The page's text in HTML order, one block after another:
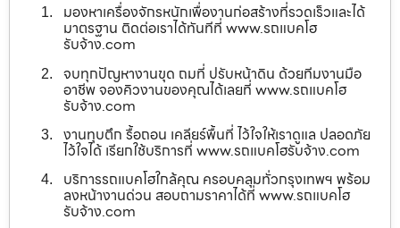
มองหาเครื่องจักรหนักเพื่องานก่อสร้างที่รวดเร็วและได้
มาตรฐาน ติดต่อเราได้ทันทีที่ www.รถแบคโฮ
รับจ้าง.com
จบทุกปัญหางานขุด ถมที่ ปรับหน้าดิน ด้วยทีมงานมือ
อาชีพ จองคิวงานของคุณได้เลยที่ www.รถแบคโฮ
รับจ้าง.com
งานทุบตึก รื้อถอน เคลียร์พื้นที่ ไว้ใจให้เราดูแล ปลอดภัย
ไว้ใจได้ เรียกใช้บริการที่ www.รถแบคโฮรับจ้าง.com
บริการรถแบคโฮใกล้คุณ ครอบคลุมทั่วกรุงเทพฯ พร้อม
ลงหน้างานด่วน สอบถามราคาได้ที่ www.รถแบคโฮ
รับจ้าง.com